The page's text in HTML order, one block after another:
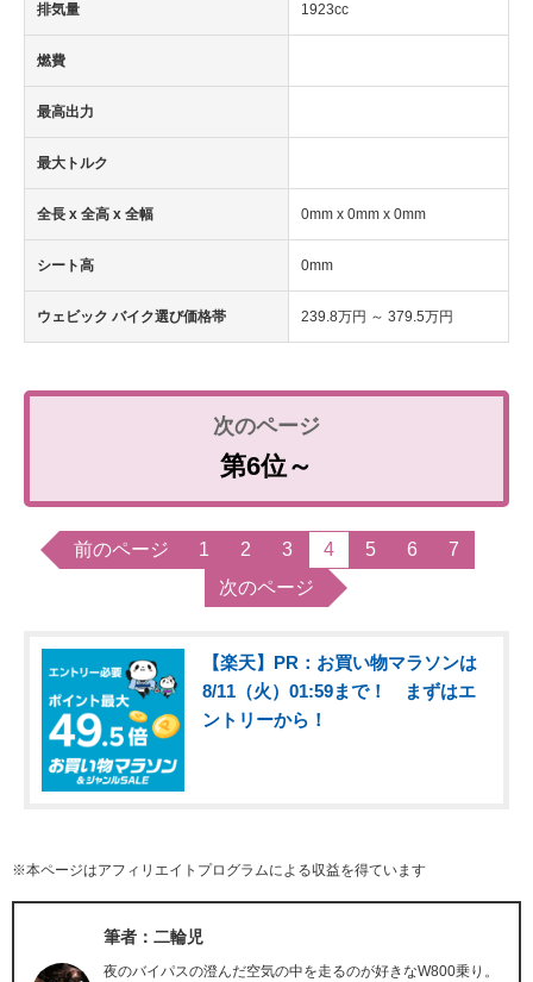
排気量 1923cc
燃費
最高出力
最大トルク
全長 x 全高 x 全幅 0mm x 0mm x 0mm
シート高 0mm
ウェビック バイク選び価格帯 239.8万円 ～ 379.5万円
第6位～
前のページ 1 2 3 4 5 6
7
次のページ
【楽天】PR：お買い物マラソンは
8/11（火）01:59まで！ まずはエ
ントリーから！
※本ページはアフィリエイトプログラムによる収益を得ています
筆者：二輪児
夜のバイパスの澄んだ空気の中を走るのが好きなW800乗り。